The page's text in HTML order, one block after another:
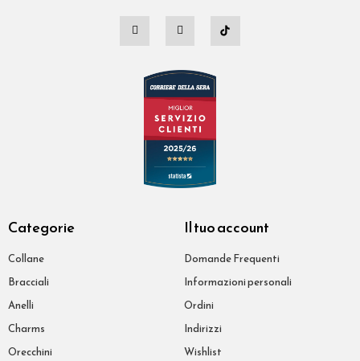
Categorie
Collane
Bracciali
Anelli
Charms
Orecchini
Il tuo account
Domande Frequenti
Informazioni personali
Ordini
Indirizzi
Wishlist